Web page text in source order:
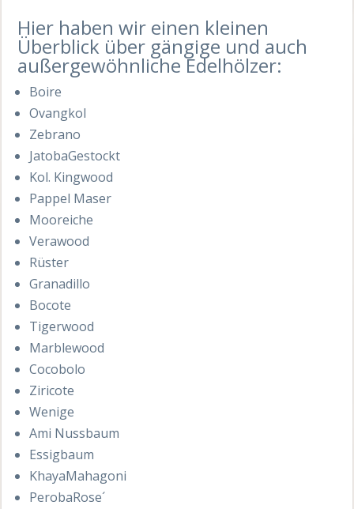
Hier haben wir einen kleinen
Überblick über gängige und auch
außergewöhnliche Edelhölzer:
Boire
Ovangkol
Zebrano
JatobaGestockt
Kol. Kingwood
Pappel Maser
Mooreiche
Verawood
Rüster
Granadillo
Bocote
Tigerwood
Marblewood
Cocobolo
Ziricote
Wenige
Ami Nussbaum
Essigbaum
KhayaMahagoni
PerobaRose´